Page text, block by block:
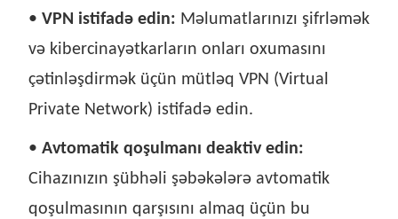
• VPN istifadə edin: Məlumatlarınızı şifrləmək
və kibercinayətkarların onları oxumasını
çətinləşdirmək üçün mütləq VPN (Virtual
Private Network) istifadə edin.
• Avtomatik qoşulmanı deaktiv edin:
Cihazınızın şübhəli şəbəkələrə avtomatik
qoşulmasının qarşısını almaq üçün bu